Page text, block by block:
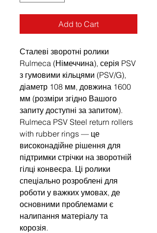
Add to Cart
Сталеві зворотні ролики
Rulmeca (Німеччина), серія PSV
з гумовими кільцями (PSV/G),
діаметр 108 мм, довжина 1600
мм (розміри згідно Вашого
запиту доступні за запитом).
Rulmeca PSV Steel return rollers
with rubber rings — це
високонадійне рішення для
підтримки стрічки на зворотній
гілці конвеєра. Ці ролики
спеціально розроблені для
роботи у важких умовах, де
основними проблемами є
налипання матеріалу та
корозія.